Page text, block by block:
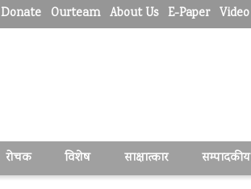
Donate Ourteam About Us E-Paper Video
रोचक विशेष साक्षात्कार सम्पादकीय